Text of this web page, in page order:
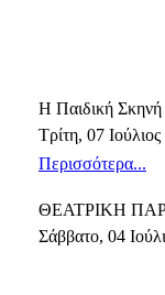
Η Παιδική Σκηνή
Τρίτη, 07
Περισσότερα...
ΘΕΑΤΡΙΚΗ
Σάββατο, 04